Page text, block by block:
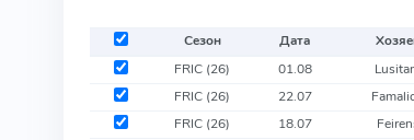
Сезон Дата
FRIC (26) 01.08
FRIC (26) 22.07
FRIC (26) 18.07